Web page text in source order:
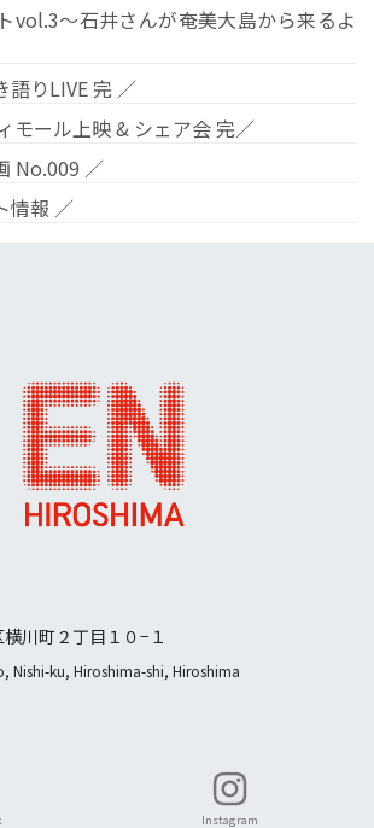
vol.3〜石井さんが奄美大島から来るよ
語りLIVE 完 ／
モール上映 & シェア会 完／
No.009 ／
情報 ／
川町２丁目１０−１
Nishi-ku, Hiroshima-shi, Hiroshima
Instagram